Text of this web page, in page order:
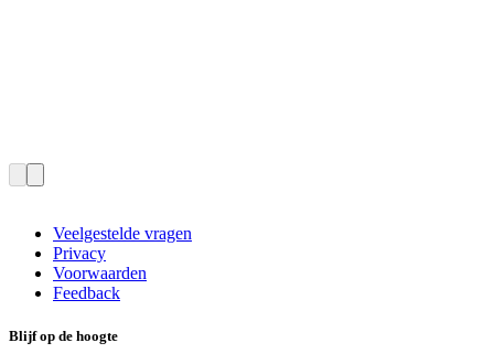
Veelgestelde vragen
Privacy
Voorwaarden
Feedback
Blijf op de hoogte